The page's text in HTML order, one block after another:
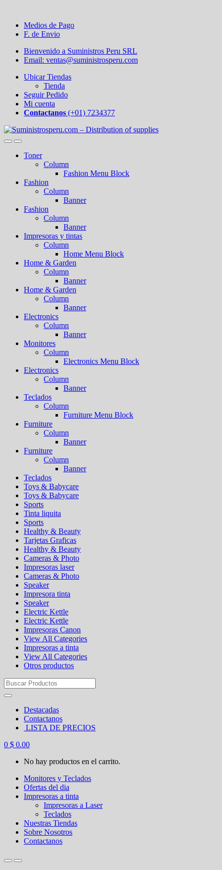
Medios de Pago
F. de Envio
Bienvenido a Suministros Peru SRL
Email: ventas@suministrosperu.com
Ubicar Tiendas
Tienda
Seguir Pedido
Mi cuenta
Contactanos (+01) 7234377
Toner
Column
Fashion Menu Block
Fashion
Column
Banner
Fashion
Column
Banner
Impresoras y tintas
Column
Home Menu Block
Home & Garden
Column
Banner
Home & Garden
Column
Banner
Electronics
Column
Banner
Monitores
Column
Electronics Menu Block
Electronics
Column
Banner
Teclados
Column
Furniture Menu Block
Furniture
Column
Banner
Furniture
Column
Banner
Teclados
Toys & Babycare
Toys & Babycare
Sports
Tinta liquita
Sports
Healthy & Beauty
Tarjetas Graficas
Healthy & Beauty
Cameras & Photo
Impresoras laser
Cameras & Photo
Speaker
Impresora tinta
Speaker
Electric Kettle
Electric Kettle
Impresoras Canon
View All Categories
Impresoras a tinta
View All Categories
Otros productos
Search
for:
Destacadas
Contactanos
LISTA DE PRECIOS
0 $ 0.00
No hay productos en el carrito.
Monitores y Teclados
Ofertas del dia
Impresoras a tinta
Impresoras a Laser
Teclados
Nuestras Tiendas
Sobre Nosotros
Contactanos